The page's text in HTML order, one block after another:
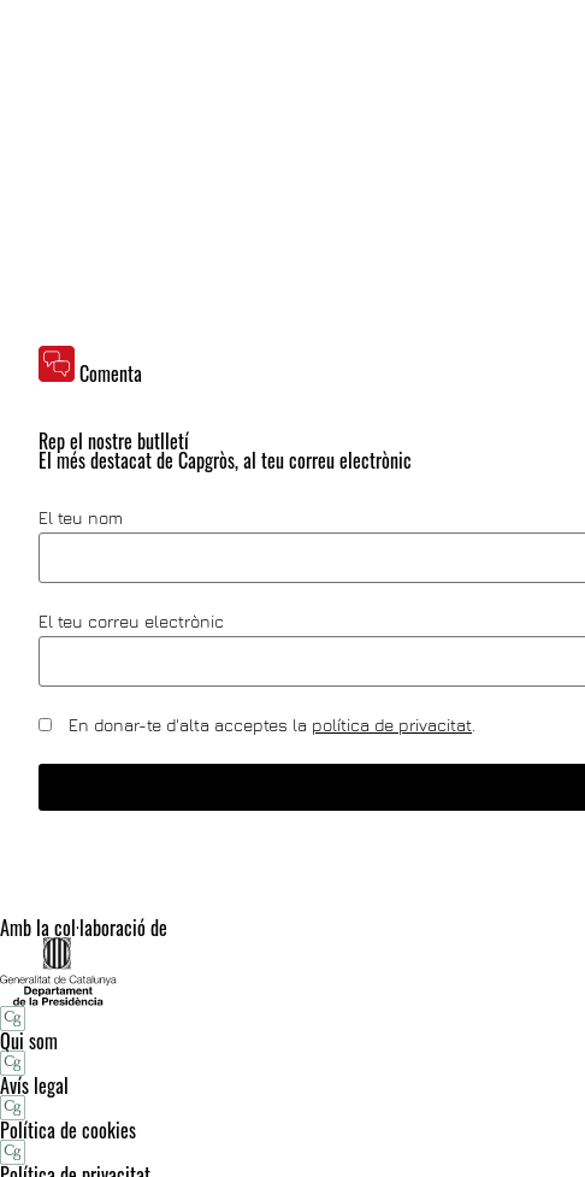
Comenta
Rep el nostre butlletí
El més destacat de Capgròs, al teu correu electrònic
El teu nom
El teu correu electrònic
En donar-te d'alta acceptes la política de privacitat
Amb la col·laboració de
Qui som
Avís legal
Política de cookies